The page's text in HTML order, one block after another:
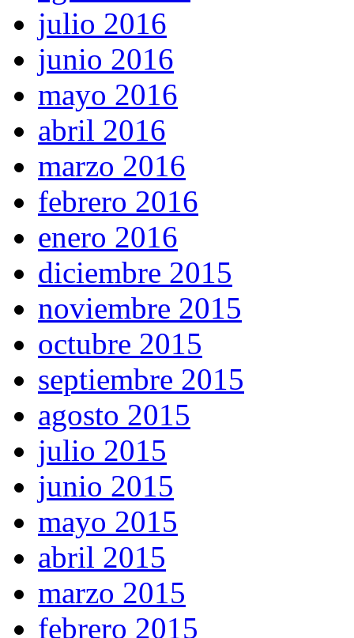
julio 2016
junio 2016
mayo 2016
abril 2016
marzo 2016
febrero 2016
enero 2016
diciembre 2015
noviembre 2015
octubre 2015
septiembre 2015
agosto 2015
julio 2015
junio 2015
mayo 2015
abril 2015
marzo 2015
febrero 2015